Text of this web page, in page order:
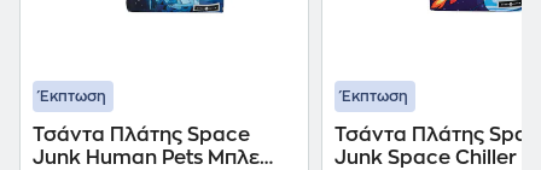
Έκπτωση
Τσάντα Πλάτης Space
Junk Human Pets Μπλε
Έκπτωση
Τσάντα Πλάτης
Junk Space Chiller